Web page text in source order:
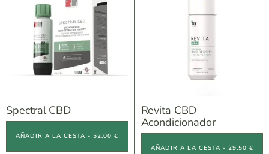
Spectral CBD
AÑADIR A LA CESTA - 52,00 €
Revita CBD
Acondicionador
AÑADIR A LA CESTA - 29,50 €